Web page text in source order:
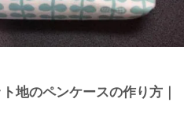
地のペンケースの作り方｜